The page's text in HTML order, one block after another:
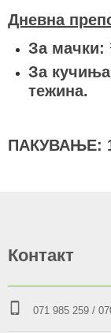
Дневна
За мачки:
За
тежина.
ПАКУВАЊЕ:
Контакт
071 985 259 /